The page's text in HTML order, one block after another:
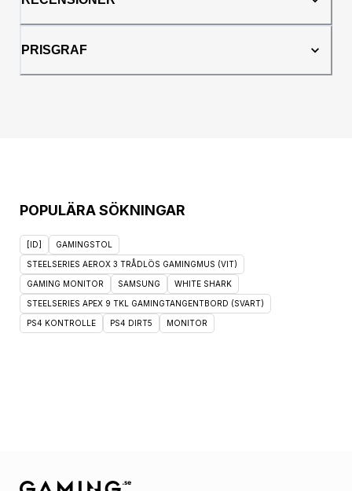
PRISGRAF
POPULÄRA SÖKNINGAR
[ID] GAMINGSTOL
STEELSERIES AEROX 3 TRÅDLÖS GAMINGMUS (VIT)
GAMING MONITOR SAMSUNG WHITE SHARK
STEELSERIES APEX 9 TKL GAMINGTANGENTBORD (SVART)
PS4 KONTROLLE PS4 DIRT5 MONITOR